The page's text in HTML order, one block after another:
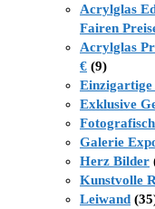
Acrylglas
Fairen
Acrylglas
€ (9)
Exklusive
Galerie
Herz Bilder
Kunstvolle
Leiwand